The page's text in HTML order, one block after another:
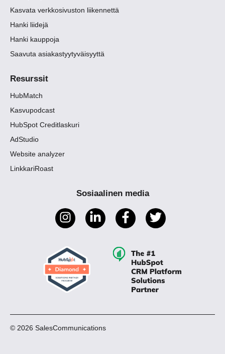
Kasvata verkkosivuston liikennettä
Hanki liidejä
Hanki kauppoja
Saavuta asiakastyytyväisyyttä
Resurssit
HubMatch
Kasvupodcast
HubSpot Creditlaskuri
AdStudio
Website analyzer
LinkkariRoast
Sosiaalinen media
© 2026 SalesCommunications